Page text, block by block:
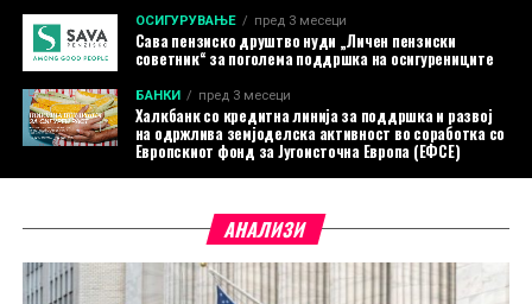
ОСИГУРУВАЊЕ пред 3 месеци
Сава пензиско друштво нуди „Личен пензиски
советник“ за поголема поддршка на осигурениците
БАНКИ пред 3 месеци
Халкбанк со кредитна линија за поддршка и развој
на одржлива земјоделска активност во соработка со
Европскиот фонд за Југоисточна Европа (ЕФСЕ)
АНАЛИЗИ